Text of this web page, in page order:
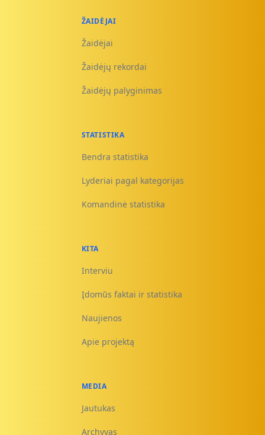
ŽAIDĖJAI
Žaidėjai
Žaidėjų rekordai
Žaidėjų palyginimas
STATISTIKA
Bendra statistika
Lyderiai pagal kategorijas
Komandinė statistika
KITA
Interviu
Įdomūs faktai ir statistika
Naujienos
Apie projektą
MEDIA
Jautukas
Archyvas